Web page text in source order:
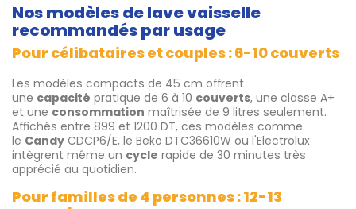
Nos modèles de lave vaisselle
recommandés par usage
Pour célibataires et couples : 6-10 couverts
Les modèles compacts de 45 cm offrent
une capacité pratique de 6 à 10 couverts, une classe A+
et une consommation maîtrisée de 9 litres seulement.
Affichés entre 899 et 1200 DT, ces modèles comme
le Candy CDCP6/E, le Beko DTC36610W ou l'Electrolux
intègrent même un cycle rapide de 30 minutes très
apprécié au quotidien.
Pour familles de 4 personnes : 12-13